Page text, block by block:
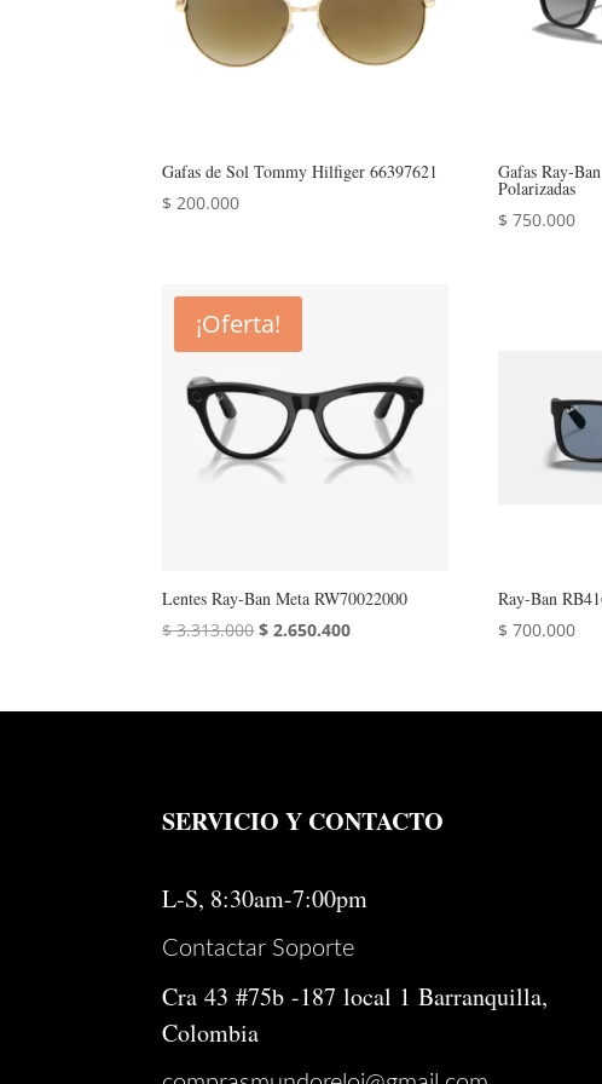
Gafas de Sol Tommy Hilfiger 66397621
$ 200.000
Gafas
Polarizadas
$ 750.000
¡Oferta!
Lentes Ray‑Ban Meta RW70022000
$3.313.000El
era:
$ 2.650.400El
es:
Ray‑Ban
$ 700.000
SERVICIO Y CONTACTO
L-S, 8:30am-7:00pm
Contactar Soporte
Cra 43 #75b -187 local 1 Barranquilla,
Colombia